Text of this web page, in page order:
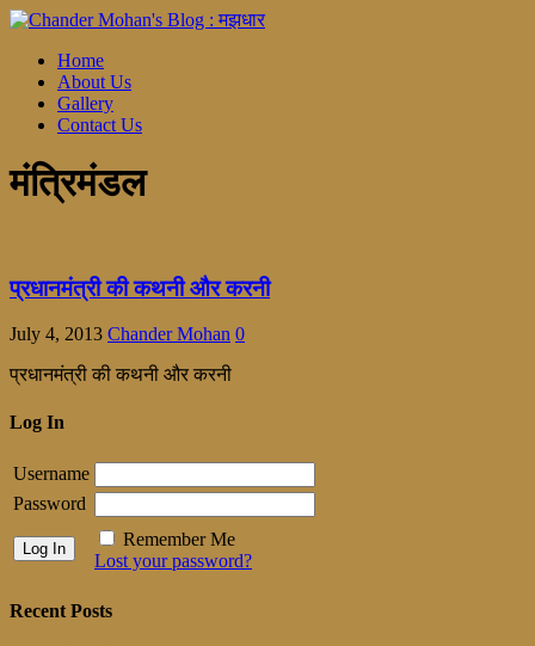
Home
About Us
Gallery
Contact Us
मंत्रिमंडल
प्रधानमंत्री की कथनी और करनी
July 4, 2013 Chander Mohan 0
प्रधानमंत्री की कथनी और करनी
Log In
Username
Password
Remember Me
Lost your password?
Recent Posts